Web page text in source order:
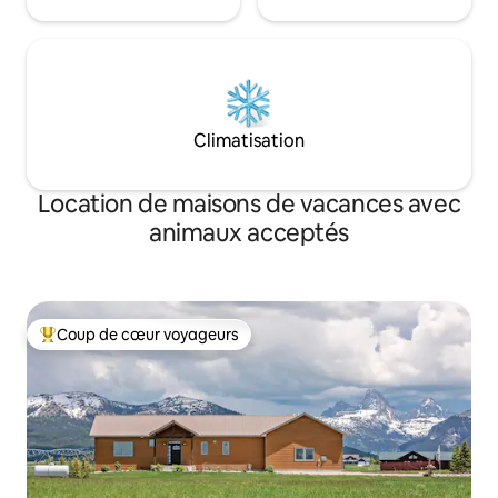
Climatisation
Location de maisons de vacances avec
animaux acceptés
Coups de cœur voyageurs les plus appréciés
Coup de cœur voyageurs